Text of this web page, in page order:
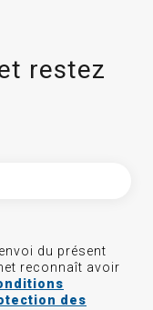
restez
du présent
reconnaît avoir
des